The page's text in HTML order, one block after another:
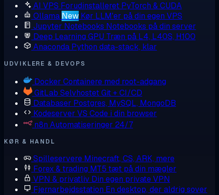
AI VPS Forudinstalleret PyTorch & CUDA
Ollama New Kør LLM'er på din egen VPS
Jupyter Notebooks Notebooks på din server
Deep Learning GPU Træn på L4, L40S, H100
Anaconda Python data-stack, klar
UDVIKLERE & DEVOPS
Docker Containere med root-adgang
GitLab Selvhostet Git + CI/CD
Databaser Postgres, MySQL, MongoDB
Kodeserver VS Code i din browser
n8n Automatiseringer 24/7
KØR & HANDL
Spilleservere Minecraft, CS, ARK, mere
Forex & trading MT5 tæt på din mægler
VPN & privatliv Din egen private VPN
Fjernarbejdsstation En desktop, der aldrig sover